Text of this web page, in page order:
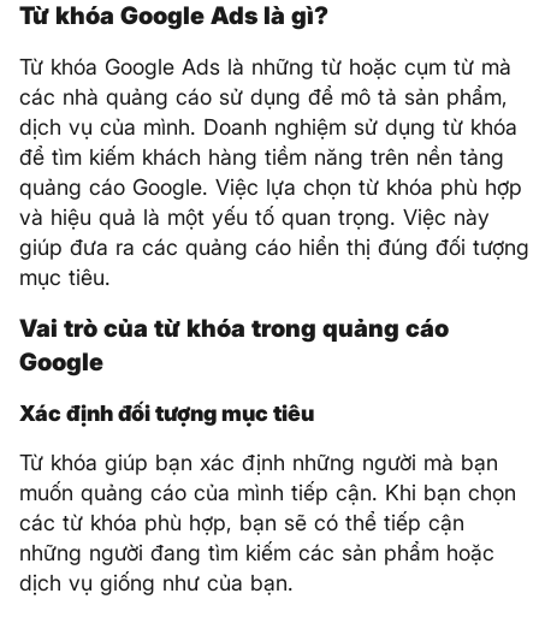
Từ khóa Google Ads là gì?
Từ khóa Google Ads là những từ hoặc cụm từ mà
các nhà quảng cáo sử dụng để mô tả sản phẩm,
dịch vụ của mình. Doanh nghiệm sử dụng từ khóa
để tìm kiếm khách hàng tiềm năng trên nền tảng
quảng cáo Google. Việc lựa chọn từ khóa phù hợp
và hiệu quả là một yếu tố quan trọng. Việc này
giúp đưa ra các quảng cáo hiển thị đúng đối tượng
mục tiêu.
Vai trò của từ khóa trong quảng cáo
Google
Xác định đối tượng mục tiêu
Từ khóa giúp bạn xác định những người mà bạn
muốn quảng cáo của mình tiếp cận. Khi bạn chọn
các từ khóa phù hợp, bạn sẽ có thể tiếp cận
những người đang tìm kiếm các sản phẩm hoặc
dịch vụ giống như của bạn.